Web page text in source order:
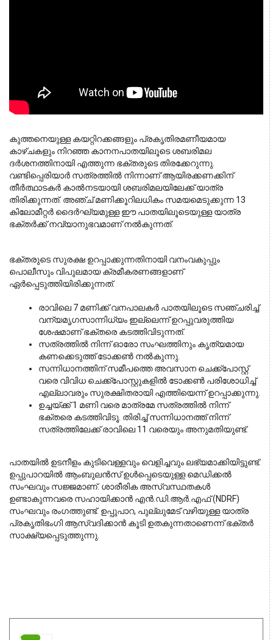
കുത്തനെയുള്ള കയറ്റിറക്കങ്ങളും പ്രകൃതിരമണീയമായ
കാഴ്ചകളും നിറഞ്ഞ കാനനപാതയിലൂടെ ശബരിമല
ദർശനത്തിനായി എത്തുന്ന ഭക്തരുടെ തിരക്കേറുന്നു.
വണ്ടിപ്പെരിയാർ സത്രത്തിൽ നിന്നാണ് ആയിരക്കണക്കിന്
തീർത്ഥാടകർ കാൽനടയായി ശബരിമലയിലേക്ക് യാത്ര
തിരിക്കുന്നത്. അഞ്ച് മണിക്കൂറിലധികം സമയമെടുക്കുന്ന 13
കിലോമീറ്റർ ദൈർഘ്യമുള്ള ഈ പാതയിലൂടെയുള്ള യാത്ര
ഭക്തർക്ക് നവ്യാനുഭവമാണ് നൽകുന്നത്.
ഭക്തരുടെ സുരക്ഷ ഉറപ്പാക്കുന്നതിനായി വനംവകുപ്പും
പൊലീസും വിപുലമായ ക്രമീകരണങ്ങളാണ്
ഏർപ്പെടുത്തിയിരിക്കുന്നത്.
രാവിലെ 7 മണിക്ക് വനപാലകർ പാതയിലൂടെ സഞ്ചരിച്ച്
വന്യമൃഗസാന്നിധ്യം ഇല്ലെന്ന് ഉറപ്പുവരുത്തിയ
ശേഷമാണ് ഭക്തരെ കടത്തിവിടുന്നത്.
സത്രത്തിൽ നിന്ന് ഓരോ സംഘത്തിനും കൃത്യമായ
കണക്കെടുത്ത് ടോക്കൺ നൽകുന്നു.
സന്നിധാനത്തിന് സമീപത്തെ അവസാന ചെക്ക്പോസ്റ്റ്
വരെ വിവിധ ചെക്ക്പോസ്റ്റുകളിൽ ടോക്കൺ പരിശോധിച്ച്
എല്ലാവരും സുരക്ഷിതരായി എത്തിയെന്ന് ഉറപ്പാക്കുന്നു.
ഉച്ചയ്ക്ക് 1 മണി വരെ മാത്രമേ സത്രത്തിൽ നിന്ന്
ഭക്തരെ കടത്തിവിടൂ. തിരിച്ച് സന്നിധാനത്ത് നിന്ന്
സത്രത്തിലേക്ക് രാവിലെ 11 വരെയും അനുമതിയുണ്ട്.
പാതയിൽ ഉടനീളം കുടിവെള്ളവും വെളിച്ചവും ലഭ്യമാക്കിയിട്ടുണ്ട്.
ഉപ്പുപാറയിൽ ആംബുലൻസ് ഉൾപ്പെടെയുള്ള മെഡിക്കൽ
സംഘവും സജ്ജമാണ്. ശാരീരിക അസ്വസ്ഥതകൾ
ഉണ്ടാകുന്നവരെ സഹായിക്കാൻ എൻ.ഡി.ആർ.എഫ് (NDRF)
സംഘവും രംഗത്തുണ്ട്. ഉപ്പുപാറ, പുല്ലുമേട് വഴിയുള്ള യാത്ര
പ്രകൃതിഭംഗി ആസ്വദിക്കാൻ കൂടി ഉതകുന്നതാണെന്ന് ഭക്തർ
സാക്ഷ്യപ്പെടുത്തുന്നു.